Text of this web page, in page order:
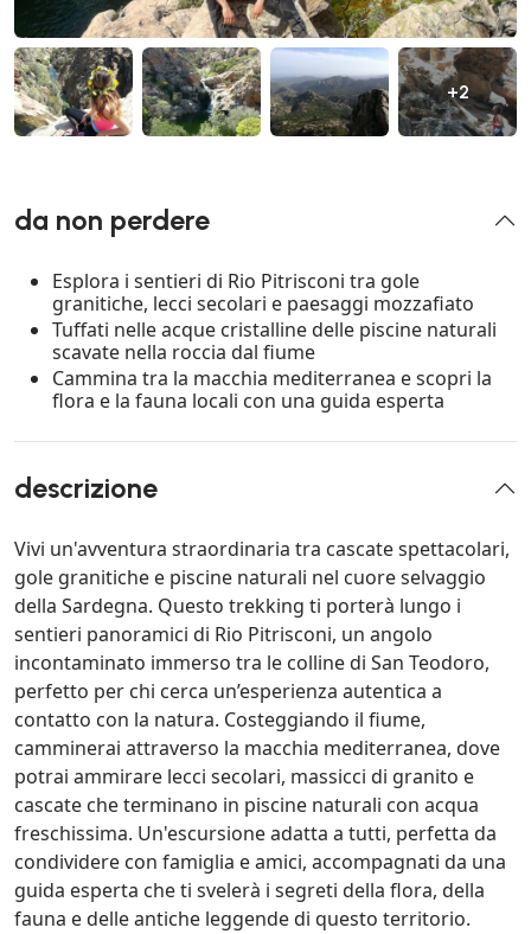
+2
da non perdere
Esplora i sentieri di Rio Pitrisconi tra gole
granitiche, lecci secolari e paesaggi mozzafiato
Tuffati nelle acque cristalline delle piscine naturali
scavate nella roccia dal fiume
Cammina tra la macchia mediterranea e scopri la
flora e la fauna locali con una guida esperta
descrizione
Vivi un'avventura straordinaria tra cascate spettacolari,
gole granitiche e piscine naturali nel cuore selvaggio
della Sardegna. Questo trekking ti porterà lungo i
sentieri panoramici di Rio Pitrisconi, un angolo
incontaminato immerso tra le colline di San Teodoro,
perfetto per chi cerca un’esperienza autentica a
contatto con la natura. Costeggiando il fiume,
camminerai attraverso la macchia mediterranea, dove
potrai ammirare lecci secolari, massicci di granito e
cascate che terminano in piscine naturali con acqua
freschissima. Un'escursione adatta a tutti, perfetta da
condividere con famiglia e amici, accompagnati da una
guida esperta che ti svelerà i segreti della flora, della
fauna e delle antiche leggende di questo territorio.